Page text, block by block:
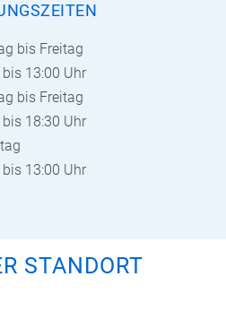
bis Freitag
bis 13:00 Uhr
bis Freitag
bis 18:30 Uhr
bis 13:00 Uhr
STANDORT